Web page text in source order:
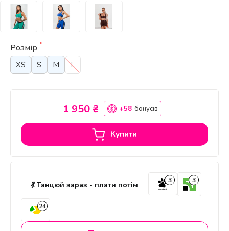
Розмір *
XS S M L
1 950 ₴ +58 бонусів
Купити
💃 Танцюй зараз - плати потім 3 3
24